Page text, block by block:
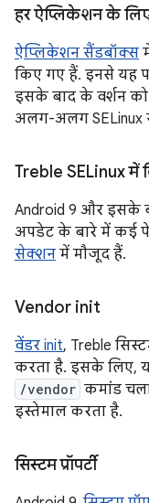
हर ऐप्लिकेशन के
ऐप्लिकेशन सैंडबॉक्स
किए गए हैं. इनसे यह
इसके बाद के वर्शन
अलग-अलग SELinux
Treble SELinux में
Android 9 और इसके
अपडेट के बारे में कई
सेक्शन में मौजूद हैं.
Vendor init
वेंडर init, Treble
करता है. इसके लिए,
/vendor कमांड
इस्तेमाल करता है.
सिस्टम प्रॉपर्टी